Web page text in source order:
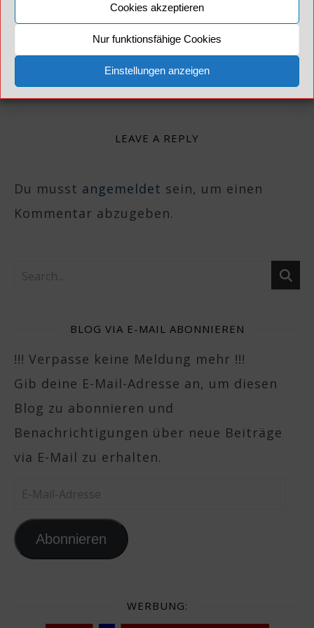
Cookies akzeptieren
Nur funktionsfähige Cookies
Einstellungen anzeigen
Peggy Knudsen
Quarantänepflicht
Regierung
Reisehinweise
Urlaub
LEAVE A REPLY
Du musst angemeldet sein, um einen
Kommentar abzugeben.
BLOG VIA E-MAIL ABONNIEREN
!!! Verpasse keine Meldung mehr !!!
Gib deine E-Mail-Adresse an, um diesen
Blog zu abonnieren und
Benachrichtigungen über neue Beiträge
via E-Mail zu erhalten.
E-Mail-Adresse
Abonnieren
WERBUNG: